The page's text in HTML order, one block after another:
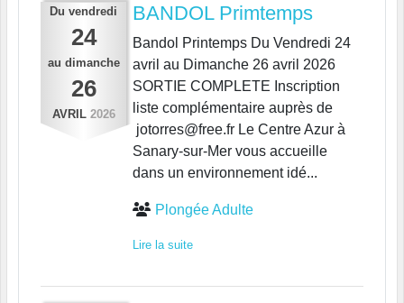
Du vendredi
24
au dimanche
26
AVRIL 2026
BANDOL Primtemps
Bandol Printemps Du Vendredi 24
avril au Dimanche 26 avril 2026
SORTIE COMPLETE Inscription
liste complémentaire auprès de
jotorres@free.fr Le Centre Azur à
Sanary-sur-Mer vous accueille
dans un environnement idé...
Plongée Adulte
Lire la suite